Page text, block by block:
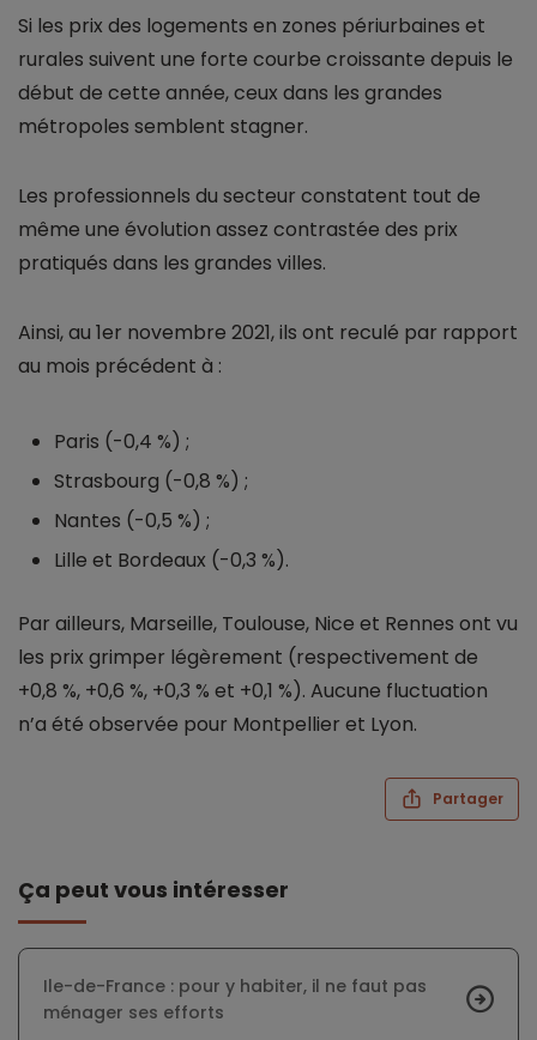
Si les prix des logements en zones périurbaines et
rurales suivent une forte courbe croissante depuis le
début de cette année, ceux dans les grandes
métropoles semblent stagner.
Les professionnels du secteur constatent tout de
même une évolution assez contrastée des prix
pratiqués dans les grandes villes.
Ainsi, au 1er novembre 2021, ils ont reculé par rapport
au mois précédent à :
Paris (-0,4 %) ;
Strasbourg (-0,8 %) ;
Nantes (-0,5 %) ;
Lille et Bordeaux (-0,3 %).
Par ailleurs, Marseille, Toulouse, Nice et Rennes ont vu
les prix grimper légèrement (respectivement de
+0,8 %, +0,6 %, +0,3 % et +0,1 %). Aucune fluctuation
n’a été observée pour Montpellier et Lyon.
Partager
Ça peut vous intéresser
Ile-de-France : pour y habiter, il ne faut pas
ménager ses efforts